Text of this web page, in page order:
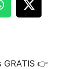
GRATIS 👉